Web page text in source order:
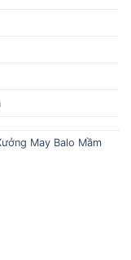
May Balo Mầm